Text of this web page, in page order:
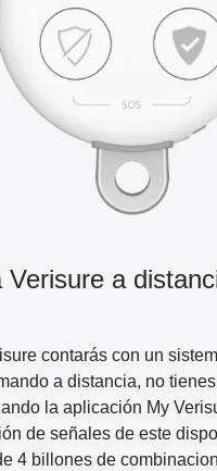
a
contarás con un
a distancia, no
la aplicación My
de señales de este
4 billones de